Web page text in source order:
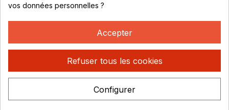
CONTACT
04 78 37 00 68
contact@rhonephilatelie.fr
vos données personnelles ?
Accepter
Refuser tous les cookies
Configurer